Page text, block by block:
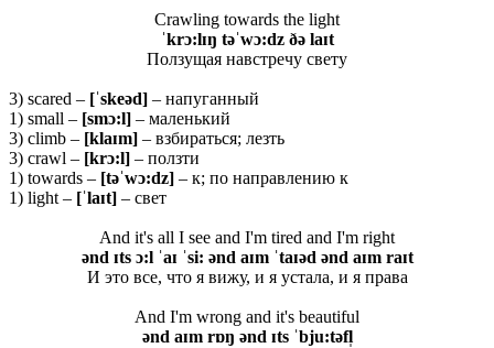
Crawling towards the light
ˈkrɔ:lɪŋ təˈwɔ:dz ðə laɪt
Ползущая навстречу свету
3) scared – [ˈskeəd] – напуганный
1) small – [smɔ:l] – маленький
3) climb – [klaɪm] – взбираться; лезть
3) crawl – [krɔ:l] – ползти
1) towards – [təˈwɔ:dz] – к; по направлению к
1) light – [ˈlaɪt] – свет
And it's all I see and I'm tired and I'm right
ənd ɪts ɔ:l ˈaɪ ˈsi: ənd aɪm ˈtaɪəd ənd aɪm raɪt
И это все, что я вижу, и я устала, и я права
And I'm wrong and it's beautiful
ənd aɪm rɒŋ ənd ɪts ˈbju:təfl̩